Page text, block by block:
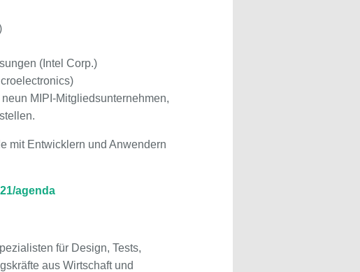
(Intel Corp.)
MIPI-Mitgliedsunternehmen,
mit Entwicklern und Anwendern
agenda
für Design, Tests,
aus Wirtschaft und